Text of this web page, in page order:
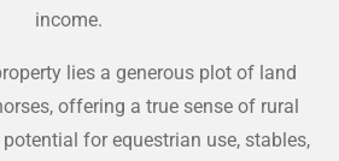
income.
lies a generous plot of land
offering a true sense of rural
for equestrian use, stables,